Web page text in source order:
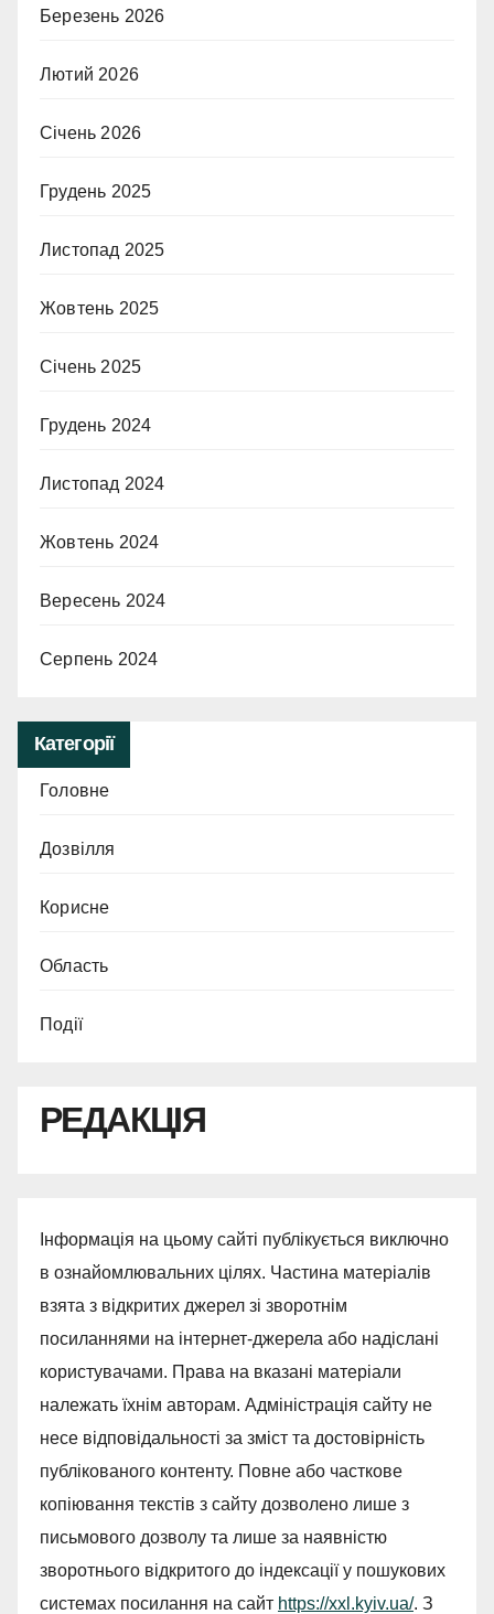
Березень 2026
Лютий 2026
Січень 2026
Грудень 2025
Листопад 2025
Жовтень 2025
Січень 2025
Грудень 2024
Листопад 2024
Жовтень 2024
Вересень 2024
Серпень 2024
Категорії
Головне
Дозвілля
Корисне
Область
Події
РЕДАКЦІЯ
Інформація на цьому сайті публікується виключно
в ознайомлювальних цілях. Частина матеріалів
взята з відкритих джерел зі зворотнім
посиланнями на інтернет-джерела або надіслані
користувачами. Права на вказані матеріали
належать їхнім авторам. Адміністрація сайту не
несе відповідальності за зміст та достовірність
публікованого контенту. Повне або часткове
копіювання текстів з сайту дозволено лише з
письмового дозволу та лише за наявністю
зворотнього відкритого до індексації у пошукових
системах посилання на сайт https://xxl.kyiv.ua/. З